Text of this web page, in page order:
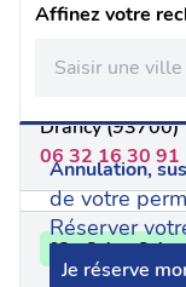
Affinez votre
Annulation,
de votre
Réserver
Je réserve
Drancy (93700)
06 32 16 30 91
93 - Seine-